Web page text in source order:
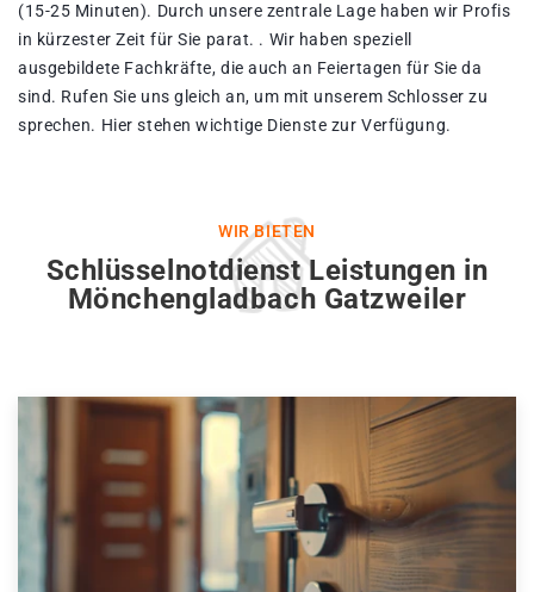
(15-25 Minuten). Durch unsere zentrale Lage haben wir Profis
in kürzester Zeit für Sie parat. . Wir haben speziell
ausgebildete Fachkräfte, die auch an Feiertagen für Sie da
sind. Rufen Sie uns gleich an, um mit unserem Schlosser zu
sprechen. Hier stehen wichtige Dienste zur Verfügung.
WIR BIETEN
Schlüsselnotdienst Leistungen in
Mönchengladbach Gatzweiler